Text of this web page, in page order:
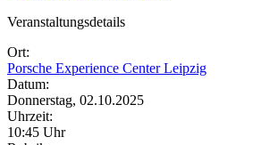
Veranstaltungsdetails
Ort:
Porsche Experience Center Leipzig
Datum:
Donnerstag, 02.10.2025
Uhrzeit:
10:45 Uhr